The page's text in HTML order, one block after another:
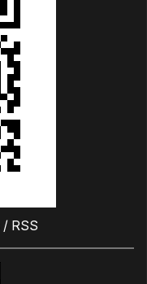
/ RSS